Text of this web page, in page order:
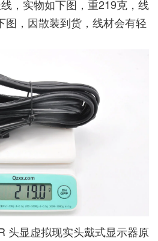
，实物如下图，重219克，线
图，因散装到货，线材会有轻
头显虚拟现实头戴式显示器原